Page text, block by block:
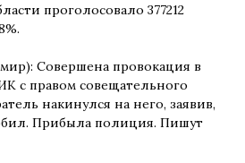
проголосовало 377212
Совершена провокация в
с правом совещательного
накинулся на него, заявив,
Прибыла полиция. Пишут